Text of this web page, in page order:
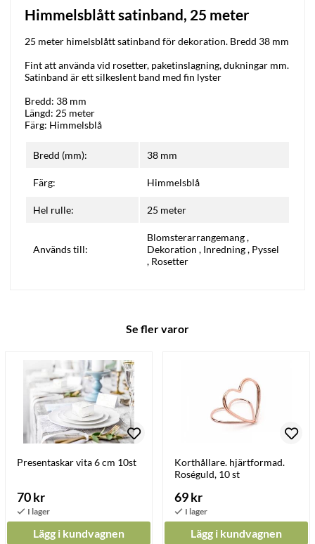
Himmelsblått satinband, 25 meter
25 meter himelsblått satinband för dekoration. Bredd 38 mm
Fint att använda vid rosetter, paketinslagning, dukningar mm.
Satinband är ett silkeslent band med fin lyster
Bredd: 38 mm
Längd: 25 meter
Färg: Himmelsblå
Bredd (mm): 38 mm
Färg: Himmelsblå
Hel rulle: 25 meter
Används till:
Blomsterarrangemang,
Dekoration , Inredning, Pyssel
, Rosetter
Se fler varor
Presentaskar vita 6 cm 10st
70 kr
Lägg i kundvagnen
Korthållare. hjärtformad.
Roséguld, 10 st
69 kr
Lägg i kundvagnen